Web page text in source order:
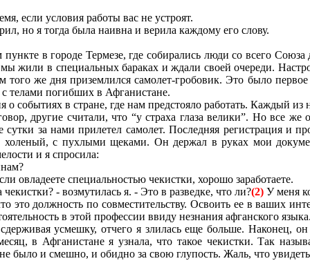
если условия работы вас не устроят.
но я тогда была наивна и верила каждому его слову.
в городе Термезе, где собирались люди со всего
жили в специальных бараках и ждали своей очереди.
того же дня приземлился самолет-гробовик. Это было
телами погибших в Афганистане.
в стране, где нам предстояло работать. Каждый из
другие считали, что “у страха глаза велики”. Но все
за нами прилетел самолет. Последняя регистрация и
холеный, с пухлыми щеками. Он держал в руках мои
и я спросила:
овладеете специальностью чекистки, хорошо заработаете.
- возмутилась я. - Это в разведке, что ли?(2) У меня
должность по совместительству. Освоить ее в ваших
в этой профессии ввиду незнания афганского
усмешку, отчего я злилась еще больше. Наконец, он
в Афганистане я узнала, что такое чекистки. Так
было и смешно, и обидно за свою глупость. Жаль, что